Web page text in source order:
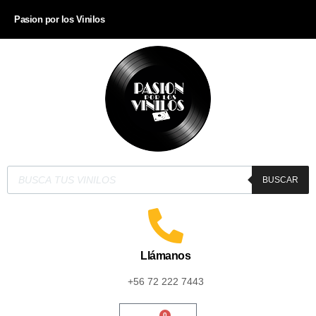
Pasion por los Vinilos
BUSCAR
Llámanos
+56 72 222 7443